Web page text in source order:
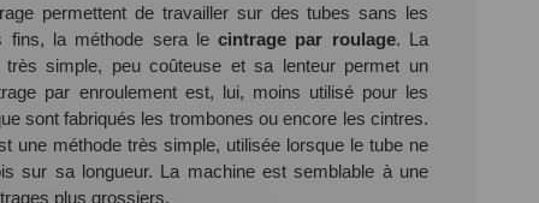
permettent de travailler sur des tubes sans les
fins, la méthode sera lecintrage par roulage. La
simple, peu coûteuse et sa lenteur permet un
par enroulement est, lui, moins utilisé pour les
sont fabriqués les trombones ou encore les cintres.
une méthode très simple, utilisée lorsque le tube ne
sur sa longueur. La machine est semblable à une
plus grossiers.